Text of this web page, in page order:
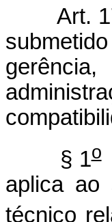
Art. 17.
§ 1o
aplica ao
técnico